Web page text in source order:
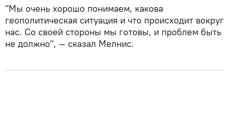
"Мы очень хорошо понимаем, какова
геополитическая ситуация и что происходит вокруг
нас. Со своей стороны мы готовы, и проблем быть
не должно", — сказал Мелнис.